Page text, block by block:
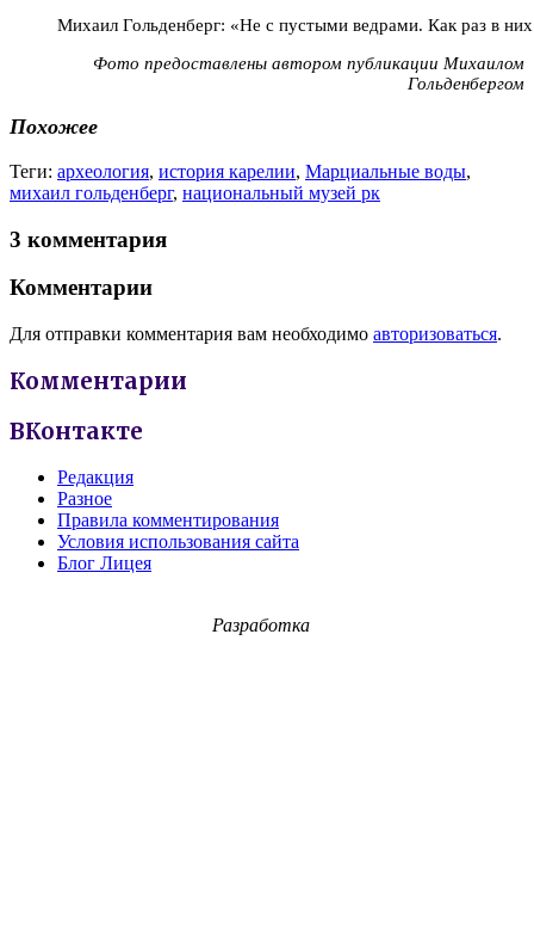
Михаил Гольденберг: «Не с пустыми ведрами. Как раз в
Фото предоставлены автором публикации Михаилом
Гольденбергом
Похожее
Теги: археология, история карелии, Марциальные воды,
михаил гольденберг, национальный музей рк
3 комментария
Комментарии
Для отправки комментария вам необходимо авторизоваться.
Комментарии
ВКонтакте
Редакция
Разное
Правила комментирования
Условия использования сайта
Блог Лицея
Разработка